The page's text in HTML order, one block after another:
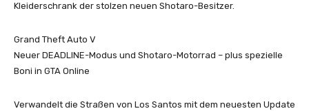
Kleiderschrank der stolzen neuen Shotaro-Besitzer.
Grand Theft Auto V
Neuer DEADLINE-Modus und Shotaro-Motorrad – plus spezielle
Boni in GTA Online
Verwandelt die Straßen von Los Santos mit dem neuesten Update